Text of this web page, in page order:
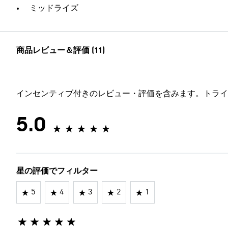
ミッドライズ
商品レビュー＆評価 (11)
インセンティブ付きのレビュー・評価を含みます。トラ
5.0
星の評価でフィルター
5 4 3 2 1